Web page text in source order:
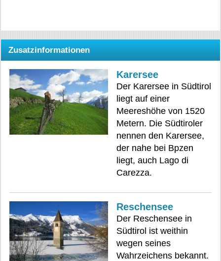
Zusatzinformationen
Karersee
Der Karersee in Südtirol
liegt auf einer
Meereshöhe von 1520
Metern. Die Südtiroler
nennen den Karersee,
der nahe bei Bpzen
liegt, auch Lago di
Carezza.
Reschensee
Der Reschensee in
Südtirol ist weithin
wegen seines
Wahrzeichens bekannt.